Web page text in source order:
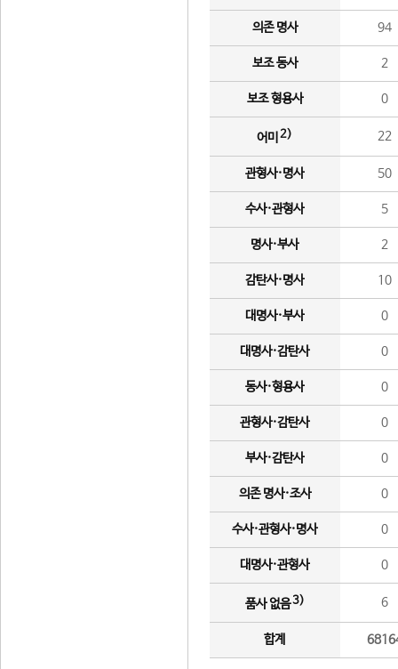
의존 명사 94
보조 동사 2
보조 형용사 0
어미 2) 22
관형사·명사 50
수사·관형사 5
명사·부사 2
감탄사·명사 10
대명사·부사 0
대명사·감탄사 0
동사·형용사 0
관형사·감탄사 0
부사·감탄사 0
의존 명사·조사 0
수사·관형사·명사 0
대명사·관형사 0
품사 없음3) 6
합계